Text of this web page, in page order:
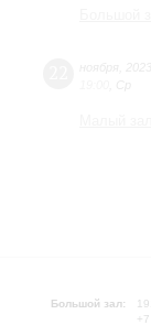
Большой зал: